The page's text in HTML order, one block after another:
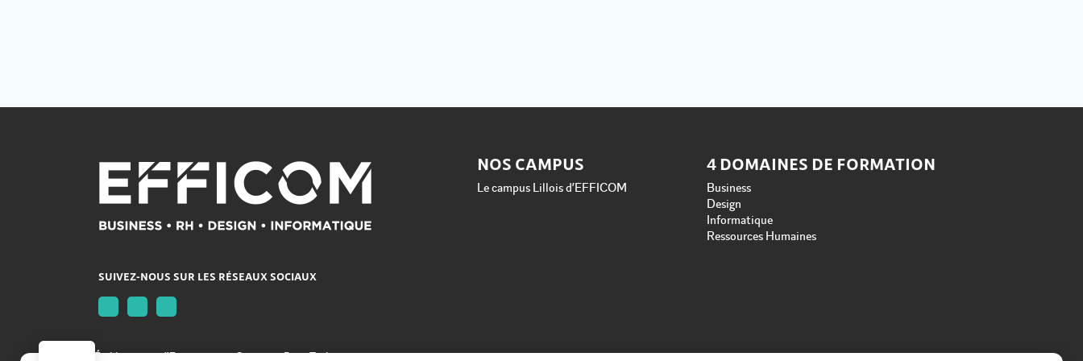
SUIVEZ-NOUS SUR LES RÉSEAUX SOCIAUX
NOS CAMPUS
Le campus Lillois d’EFFICOM
4 DOMAINES DE FORMATION
Business
Design
Informatique
Ressources Humaines
Établissement d'Enseignement Supérieur Privé Technique